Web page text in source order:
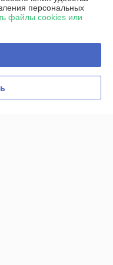
"Студия рекламы
персональных
файлы cookies или